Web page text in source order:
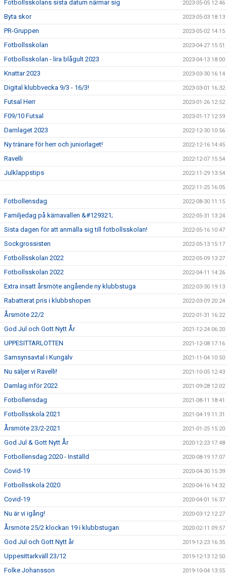
Fotbollsskolans sista datum närmar sig 2023-05-05 12:46
Byta skor 2023-05-03 18:13
PR-Gruppen 2023-05-02 14:15
Fotbollsskolan 2023-04-27 15:51
Fotbollsskolan - lira blågult 2023 2023-04-13 18:00
Knattar 2023 2023-03-30 16:14
Digital klubbvecka 9/3 - 16/3! 2023-03-01 16:32
Futsal Herr 2023-01-26 12:52
F09/10 Futsal 2023-01-17 12:59
Damlaget 2023 2022-12-30 10:56
Ny tränare för herr och juniorlaget! 2022-12-16 14:45
Ravelli 2022-12-07 15:54
Julklappstips 2022-11-29 13:54
2022-11-25 16:05
Fotbollensdag 2022-08-30 11:15
Familjedag på kärnavallen &#129321; 2022-05-31 13:24
Sista dagen för att anmälla sig till fotbollsskolan! 2022-05-16 10:47
Sockgrossisten 2022-05-13 15:17
Fotbollsskolan 2022 2022-05-09 13:27
Fotbollsskolan 2022 2022-04-11 14:26
Extra insatt årsmöte angående ny klubbstuga 2022-03-30 19:13
Rabatterat pris i klubbshopen 2022-03-09 20:24
Årsmöte 22/2 2022-01-31 16:22
God Jul och Gott Nytt År 2021-12-24 06:20
UPPESITTARLOTTEN 2021-12-08 17:16
Samsynsavtal i Kungälv 2021-11-04 10:50
Nu säljer vi Ravelli! 2021-10-05 12:43
Damlag inför 2022 2021-09-28 12:02
Fotbollensdag 2021-08-11 18:41
Fotbollsskola 2021 2021-04-19 11:31
Årsmöte 23/2-2021 2021-01-25 15:20
God Jul & Gott Nytt År 2020-12-23 17:48
Fotbollensdag 2020 - Inställd 2020-08-19 17:07
Covid-19 2020-04-30 15:39
Fotbollsskola 2020 2020-04-16 14:32
Covid-19 2020-04-01 16:37
Nu är vi igång! 2020-03-12 12:27
Årsmöte 25/2 klockan 19 i klubbstugan 2020-02-11 09:57
God Jul och Gott Nytt år 2019-12-23 16:35
Uppesittarkväll 23/12 2019-12-13 12:50
Folke Johansson 2019-10-04 13:55